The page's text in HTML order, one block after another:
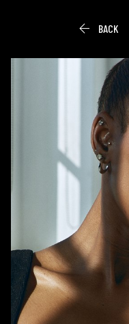
 BACK